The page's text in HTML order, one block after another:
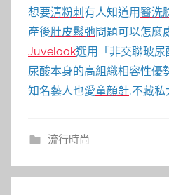
想要清粉刺 有人知道用醫洗
產後肚皮鬆弛問題可以怎麼
Juvelook選用「非交聯玻
尿酸本身的高組織相容性優
知名藝人也愛童顏針,不藏私
流行時尚